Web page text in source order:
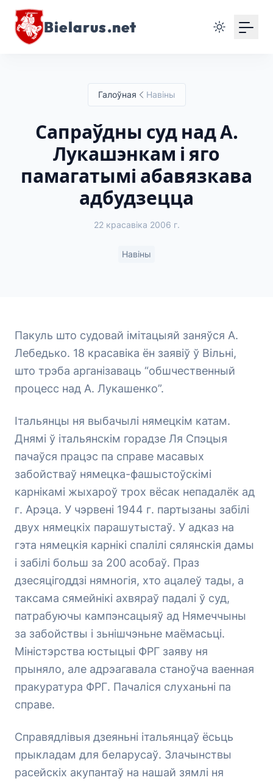
Bielarus.net
Галоўная Навіны
Сапраўдны суд над А.
Лукашэнкам і яго
памагатымі абавязкава
адбудзецца
22 красавіка 2006 г.
Навіны
Пакуль што судовай імітацыяй заняўся А.
Лебедько. 18 красавіка ён заявіў ў Вільні,
што трэба арганізаваць “обшчественный
процесс над А. Лукашенко”.
Італьянцы ня выбачылі нямецкім катам.
Днямі ў італьянскім горадзе Ля Спэцыя
пачаўся працэс па справе масавых
забойстваў нямецка-фашыстоўскімі
карнікамі жыхароў трох вёсак непадалёк ад
г. Арэца. У чэрвені 1944 г. партызаны забілі
двух нямецкіх парашутыстаў. У адказ на
гэта нямецкія карнікі спалілі сялянскія дамы
і забілі больш за 200 асобаў. Праз
дзесяцігоддзі нямногія, хто ацалеў тады, а
таксама сямейнікі ахвяраў падалі ў суд,
патрабуючы кампэнсацыяў ад Нямеччыны
за забойствы і зьнішчэньне маёмасьці.
Міністэрства юстыцыі ФРГ заяву ня
прыняло, але адрэагавала станоўча ваенная
пракуратура ФРГ. Пачаліся слуханьні па
справе.
Справядлівыя дзеяньні італьянцаў ёсьць
прыкладам для беларусаў. Злачынствы
расейскіх акупантаў на нашай зямлі ня